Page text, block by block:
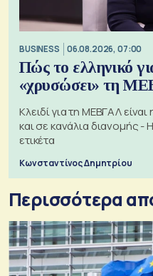
BUSINESS 06.08.2026, 07:00
Πώς το ελληνικό
«χρυσώσει» τη
Κλειδί για τη ΜΕΒΓΑΛ
και σε κανάλια διανομής -
ετικέτα
Κωνσταντίνος Δημητρίου
Περισσότερα